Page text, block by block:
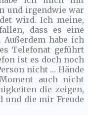
und irgendwie war
wird. Ich meine,
dass es eine
Außerdem habe ich
Telefonat geführt
ist es doch noch
nicht … Hände
auch nicht
die zeigen,
und die mir Freude